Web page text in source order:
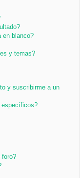
en blanco?
y temas?
y suscribirme a un
específicos?
foro?